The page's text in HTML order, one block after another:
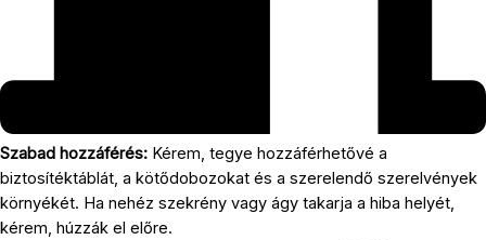
Szabad hozzáférés: Kérem, tegye hozzáférhetővé a
biztosítéktáblát, a kötődobozokat és a szerelendő szerelvények
környékét. Ha nehéz szekrény vagy ágy takarja a hiba helyét,
kérem, húzzák el előre.